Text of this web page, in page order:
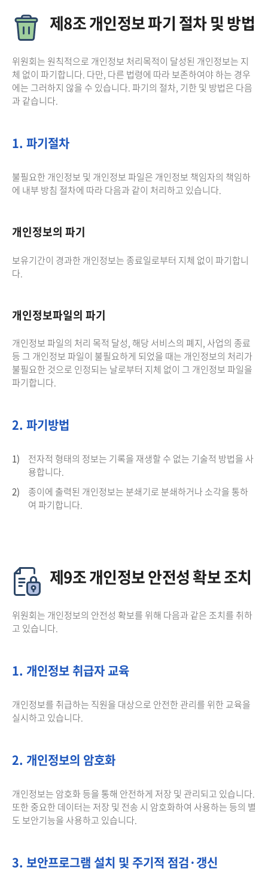
제8조 개인정보 파기 절차 및 방법
위원회는 원칙적으로 개인정보 처리목적이 달성된 개인정보는 지
체 없이 파기합니다. 다만, 다른 법령에 따라 보존하여야 하는 경우
에는 그러하지 않을 수 있습니다. 파기의 절차, 기한 및 방법은 다음
과 같습니다.
1. 파기절차
불필요한 개인정보 및 개인정보 파일은 개인정보 책임자의 책임하
에 내부 방침 절차에 따라 다음과 같이 처리하고 있습니다.
개인정보의 파기
보유기간이 경과한 개인정보는 종료일로부터 지체 없이 파기합니
다.
개인정보파일의 파기
개인정보 파일의 처리 목적 달성, 해당 서비스의 폐지, 사업의 종료
등 그 개인정보 파일이 불필요하게 되었을 때는 개인정보의 처리가
불필요한 것으로 인정되는 날로부터 지체 없이 그 개인정보 파일을
파기합니다.
2. 파기방법
1)
전자적 형태의 정보는 기록을 재생할 수 없는 기술적 방법을 사
용합니다.
2)
종이에 출력된 개인정보는 분쇄기로 분쇄하거나 소각을 통하
여 파기합니다.
제9조 개인정보 안전성 확보 조치
위원회는 개인정보의 안전성 확보를 위해 다음과 같은 조치를 취하
고 있습니다.
1. 개인정보 취급자 교육
개인정보를 취급하는 직원을 대상으로 안전한 관리를 위한 교육을
실시하고 있습니다.
2. 개인정보의 암호화
개인정보는 암호화 등을 통해 안전하게 저장 및 관리되고 있습니다.
또한 중요한 데이터는 저장 및 전송 시 암호화하여 사용하는 등의 별
도 보안기능을 사용하고 있습니다.
3. 보안프로그램 설치 및 주기적 점검·갱신